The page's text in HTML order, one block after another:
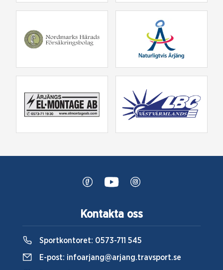
Kontakta oss
Sportkontoret: 0573-711 545
E-post: infoarjang@arjang.travsport.se